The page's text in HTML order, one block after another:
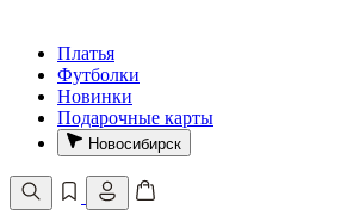
Платья
Футболки
Новинки
Подарочные карты
Новосибирск